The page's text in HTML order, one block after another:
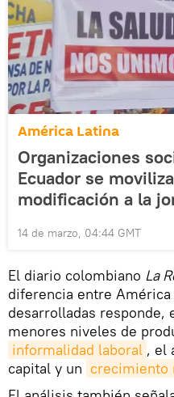
América Latina
Organizaciones
Ecuador se
modificación a la
14 de marzo, 04:44 GMT
El diario colombiano La
diferencia entre
desarrolladas responde,
menores niveles de
informalidad laboral , el
capital y un crecimiento